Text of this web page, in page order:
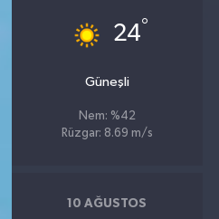
24°
Güneşli
Nem: %42
Rüzgar: 8.69 m/s
10 AĞUSTOS